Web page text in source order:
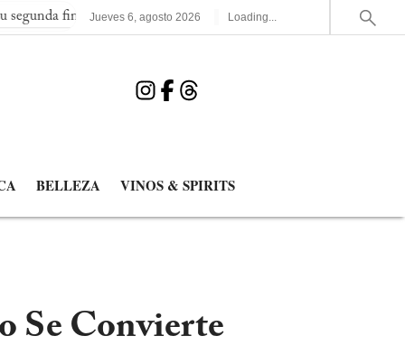
consecutiva del Mundial España elimina a Francia y jugará
Jueves 6,agosto 2026 Loading...
BELLEZA VINOS & SPIRITS
Se Convierte